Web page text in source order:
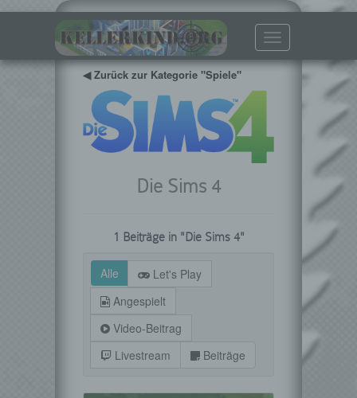
Toggle
navigation
◀ Zurück zur Kategorie "Spiele"
Die Sims 4
1 Beiträge in "Die Sims 4"
Alle
Let's Play
Angespielt
Video-Beitrag
Livestream
Beiträge